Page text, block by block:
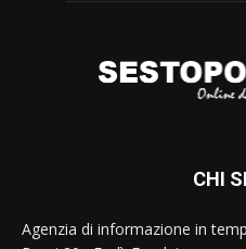
CHI
Agenzia di informazione in